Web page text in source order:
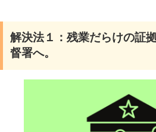
解決法１：残業だらけの証
督署へ。